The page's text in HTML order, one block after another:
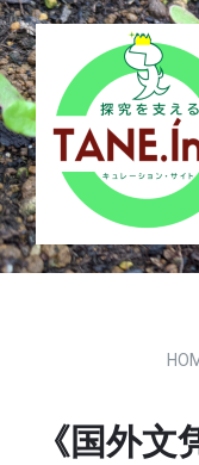
Skip
to
content
Skip
to
main
navigation
Skip
to
footer
《国外